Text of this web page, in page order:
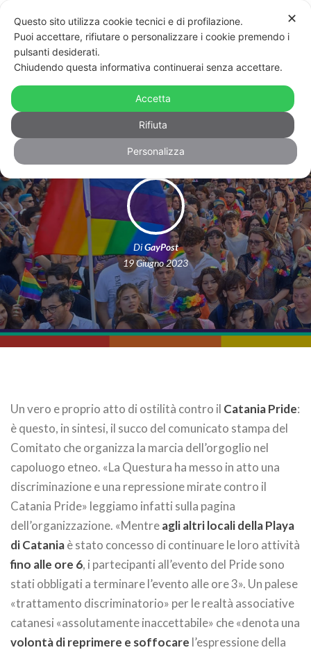
Questura chiude la festa del Catania
Pride: “Repressione inaccettabile”
DiGayPost
19 Giugno 2023
Un vero e proprio atto di ostilità contro il Catania Pride:
è questo, in sintesi, il succo del comunicato stampa del
Comitato che organizza la marcia dell’orgoglio nel
capoluogo etneo. «La Questura ha messo in atto una
discriminazione e una repressione mirate contro il
Catania Pride» leggiamo infatti sulla pagina
dell’organizzazione. «Mentreagli altri locali della Playa
di Cataniaè stato concesso di continuare le loro attività
fino alle ore 6, i partecipanti all’evento del Pride sono
stati obbligati a terminare l’evento alle ore 3». Un palese
«trattamento discriminatorio» per le realtà associative
catanesi «assolutamente inaccettabile» che «denota una
volontà di reprimere e soffocare l’espressione della
✕
Questo sito utilizza cookie tecnici e di profilazione.
Puoi accettare, rifiutare o personalizzare i cookie premendo i
pulsanti desiderati.
Chiudendo questa informativa continuerai senza accettare.
Accetta
Rifiuta
Personalizza